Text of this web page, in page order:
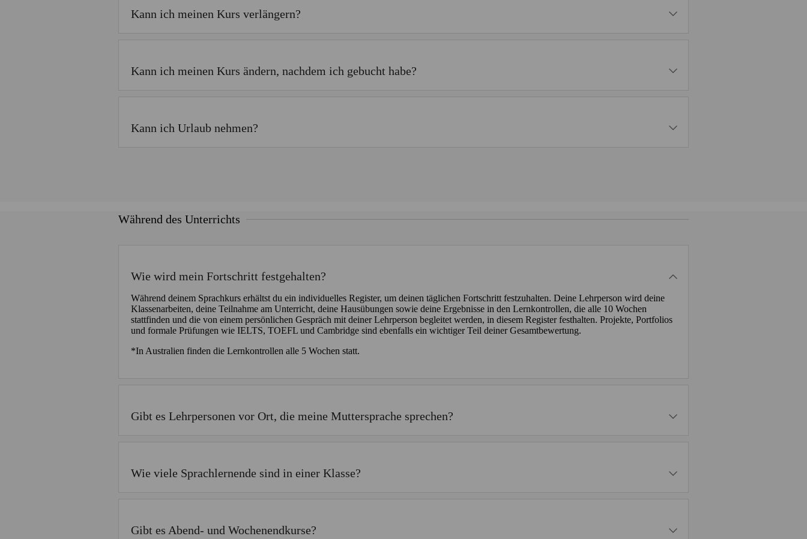
Kann ich meinen Kurs verlängern?
Kann ich meinen Kurs ändern, nachdem ich gebucht habe?
Kann ich Urlaub nehmen?
Während des Unterrichts
Wie wird mein Fortschritt festgehalten?
Während deinem Sprachkurs erhältst du ein individuelles Register, um deinen täglichen Fortschritt festzuhalten. Deine Lehrperson wird deine
Klassenarbeiten, deine Teilnahme am Unterricht, deine Hausübungen sowie deine Ergebnisse in den Lernkontrollen, die alle 10 Wochen
stattfinden und die von einem persönlichen Gespräch mit deiner Lehrperson begleitet werden, in diesem Register festhalten. Projekte, Portfolios
und formale Prüfungen wie IELTS, TOEFL und Cambridge sind ebenfalls ein wichtiger Teil deiner Gesamtbewertung.
*In Australien finden die Lernkontrollen alle 5 Wochen statt.
Gibt es Lehrpersonen vor Ort, die meine Muttersprache sprechen?
Wie viele Sprachlernende sind in einer Klasse?
Gibt es Abend- und Wochenendkurse?